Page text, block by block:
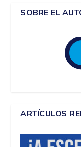
SOBRE EL
ARTÍCULOS